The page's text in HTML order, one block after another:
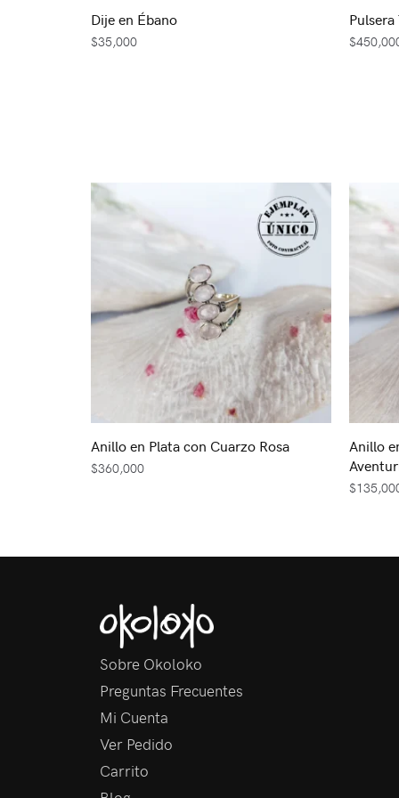
Dije en Ébano
$35,000 $
Anillo en Plata con Cuarzo Rosa
$360,000
Anillo
$
Sobre Okoloko
Preguntas Frecuentes
Mi Cuenta
Ver Pedido
Carrito